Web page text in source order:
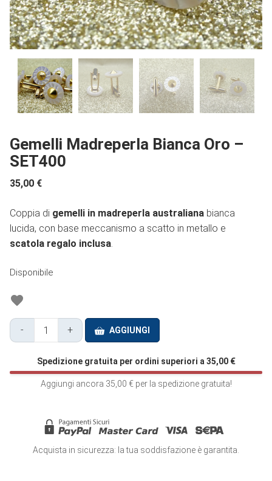
Gemelli Madreperla Bianca Oro –
SET400
35,00 €
Coppia di gemelli in madreperla australiana bianca
lucida, con base meccanismo a scatto in metallo e
scatola regalo inclusa.
Disponibile
-
Gemelli
Bianca
Oro
quantità
+ AGGIUNGI
Spedizione gratuita per ordini superiori a 35,00 €
Aggiungi ancora 35,00 €per la spedizione gratuita!
Acquista in sicurezza: la tua soddisfazione è garantita.